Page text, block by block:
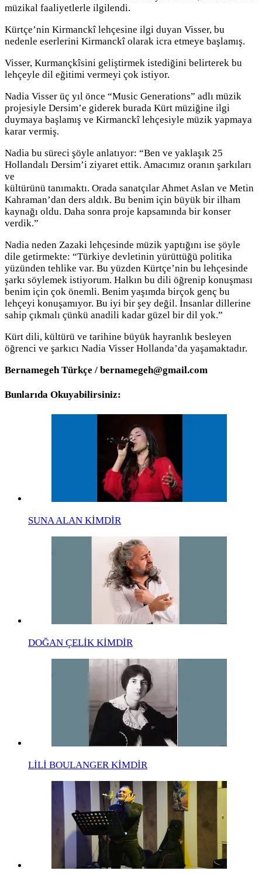
müzikal faaliyetlerle ilgilendi.
Kürtçe’nin Kirmanckî lehçesine ilgi duyan Visser, bu
nedenle eserlerini Kirmanckî olarak icra etmeye başlamış.
Visser, Kurmançkîsini geliştirmek istediğini belirterek bu
lehçeyle dil eğitimi vermeyi çok istiyor.
Nadia Visser üç yıl önce “Music Generations” adlı müzik
projesiyle Dersim’e giderek burada Kürt müziğine ilgi
duymaya başlamış ve Kirmanckî lehçesiyle müzik yapmaya
karar vermiş.
Nadia bu süreci şöyle anlatıyor: “Ben ve yaklaşık 25
Hollandalı Dersim’i ziyaret ettik. Amacımız oranın şarkıları
ve
kültürünü tanımaktı. Orada sanatçılar Ahmet Aslan ve Metin
Kahraman’dan ders aldık. Bu benim için büyük bir ilham
kaynağı oldu. Daha sonra proje kapsamında bir konser
verdik.”
Nadia neden Zazaki lehçesinde müzik yaptığını ise şöyle
dile getirmekte: “Türkiye devletinin yürüttüğü politika
yüzünden tehlike var. Bu yüzden Kürtçe’nin bu lehçesinde
şarkı söylemek istiyorum. Halkın bu dili öğrenip konuşması
benim için çok önemli. Benim yaşımda birçok genç bu
lehçeyi konuşamıyor. Bu iyi bir şey değil. İnsanlar dillerine
sahip çıkmalı çünkü anadili kadar güzel bir dil yok.”
Kürt dili, kültürü ve tarihine büyük hayranlık besleyen
öğrenci ve şarkıcı Nadia Visser Hollanda’da yaşamaktadır.
Bernamegeh Türkçe / bernamegeh@gmail.com
Bunlarıda Okuyabilirsiniz:
SUNA ALAN KİMDİR
DOĞAN ÇELİK KİMDİR
LİLİ BOULANGER KİMDİR